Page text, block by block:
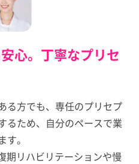
心。丁寧なプリセ
る方でも、専任のプリセプ
るため、自分のペースで業
。
期リハビリテーションや慢